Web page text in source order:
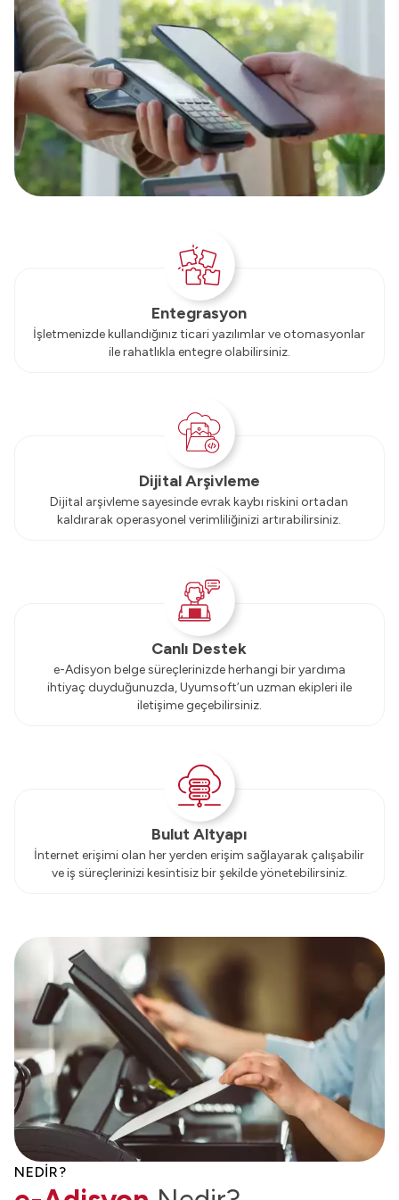
Entegrasyon
İşletmenizde kullandığınız ticari yazılımlar ve otomasyonlar
ile rahatlıkla entegre olabilirsiniz.
Dijital Arşivleme
Dijital arşivleme sayesinde evrak kaybı riskini ortadan
kaldırarak operasyonel verimliliğinizi artırabilirsiniz.
Canlı Destek
e-Adisyon belge süreçlerinizde herhangi bir yardıma
ihtiyaç duyduğunuzda, Uyumsoft’un uzman ekipleri ile
iletişime geçebilirsiniz.
Bulut Altyapı
İnternet erişimi olan her yerden erişim sağlayarak çalışabilir
ve iş süreçlerinizi kesintisiz bir şekilde yönetebilirsiniz.
NEDİR?